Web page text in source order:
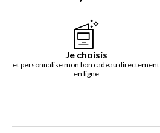
Je choisis
et personnalise mon bon cadeau directement
en ligne